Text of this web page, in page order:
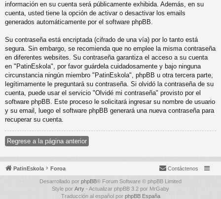
información en su cuenta será públicamente exhibida. Además, en su
cuenta, usted tiene la opción de activar o desactivar los emails
generados automáticamente por el software phpBB.
Su contraseña está encriptada (cifrado de una vía) por lo tanto está
segura. Sin embargo, se recomienda que no emplee la misma contraseña
en diferentes websites. Su contraseña garantiza el acceso a su cuenta
en "PatinEskola", por favor guárdela cuidadosamente y bajo ninguna
circunstancia ningún miembro "PatinEskola", phpBB u otra tercera parte,
legítimamente le preguntará su contraseña. Si olvidó la contraseña de su
cuenta, puede usar el servicio "Olvidé mi contraseña" provisto por el
software phpBB. Este proceso le solicitará ingresar su nombre de usuario
y su email, luego el software phpBB generará una nueva contraseña para
recuperar su cuenta.
Regrese a la página anterior
PatinEskola Foroa Contáctenos
Desarrollado por phpBB® Forum Software © phpBB Limited
Style por Arty - Actualizar phpBB 3.2 por MrGaby
Traducción al español por phpBB España